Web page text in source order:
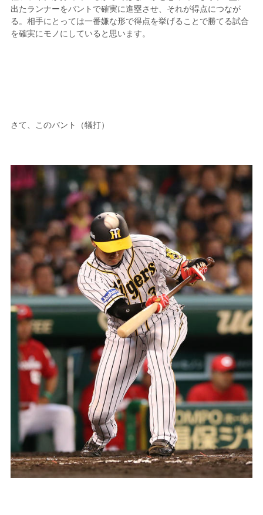
出たランナーをバントで確実に進塁させ、それが得点につなが
る。相手にとっては一番嫌な形で得点を挙げることで勝てる試合
を確実にモノにしていると思います。
さて、このバント（犠打）